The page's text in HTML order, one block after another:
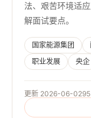
法、艰苦环境适
解面试要点。
国家能源集团
职业发展
央企
更新 2026-06-02